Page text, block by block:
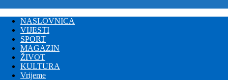
NASLOVNICA
VIJESTI
SPORT
MAGAZIN
ŽIVOT
KULTURA
Vrijeme